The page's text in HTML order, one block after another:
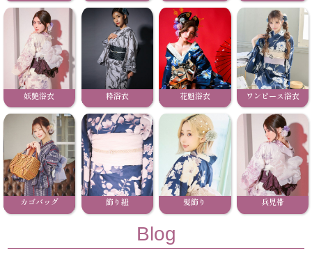
妖艶浴衣 粋浴衣 花魁浴衣 ワンピース浴衣
カゴバッグ 飾り紐 髪飾り 兵児帯
Blog